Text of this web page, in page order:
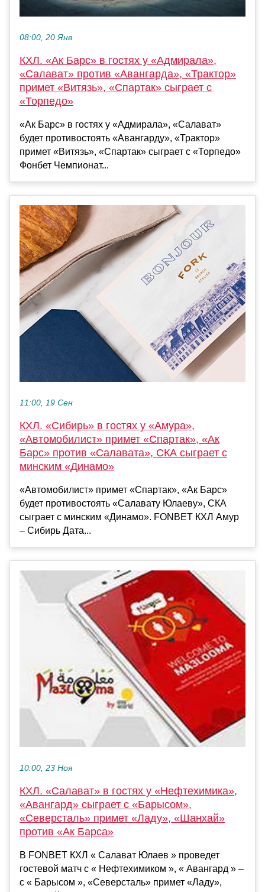
08:00, 20 Янв
КХЛ. «Ак Барс» в гостях у «Адмирала»,
«Салават» против «Авангарда», «Трактор»
примет «Витязь», «Спартак» сыграет с
«Торпедо»
«Ак Барс» в гостях у «Адмирала», «Салават»
будет противостоять «Авангарду», «Трактор»
примет «Витязь», «Спартак» сыграет с «Торпедо»
Фонбет Чемпионат...
11:00, 19 Сен
КХЛ. «Сибирь» в гостях у «Амура»,
«Автомобилист» примет «Спартак», «Ак
Барс» против «Салавата», СКА сыграет с
минским «Динамо»
«Автомобилист» примет «Спартак», «Ак Барс»
будет противостоять «Салавату Юлаеву», СКА
сыграет с минским «Динамо». FONBET КХЛ Амур
– Сибирь Дата...
10:00, 23 Ноя
КХЛ. «Салават» в гостях у «Нефтехимика»,
«Авангард» сыграет с «Барысом»,
«Северсталь» примет «Ладу», «Шанхай»
против «Ак Барса»
В FONBET КХЛ « Салават Юлаев » проведет
гостевой матч с « Нефтехимиком », « Авангард » –
с « Барысом », «Северсталь» примет «Ладу»,